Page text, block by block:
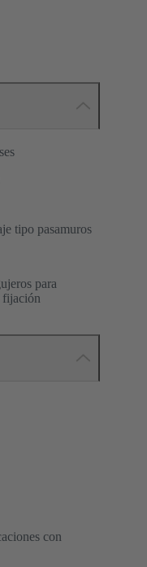
tipo pasamuros
para
fijación
con